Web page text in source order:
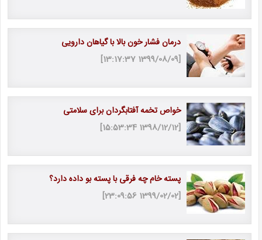
درمان فشار خون بالا با گیاهان دارویی
[1399/08/09 13:17:37]
خواص تخمه آفتابگردان برای سلامتی
[1398/12/12 15:53:34]
پسته خام چه فرقی با پسته بو داده دارد؟
[1399/02/02 23:09:56]